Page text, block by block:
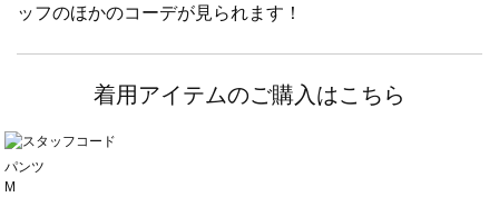
ッフのほかのコーデが見られます！
着用アイテムのご購入はこちら
パンツ
M